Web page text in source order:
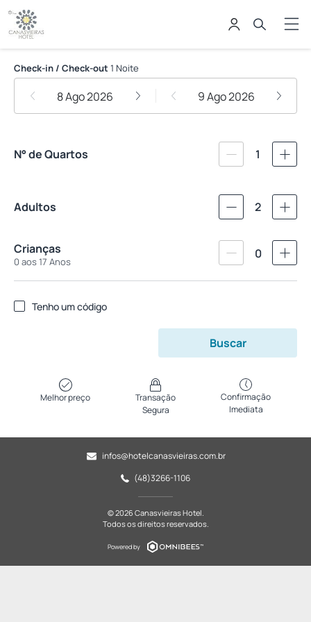
Canasvieiras Hotel
Check-in / Check-out 1 Noite
8 Ago 2026 9 Ago 2026
N° de Quartos 1
Adultos 2
Crianças
0 aos 17 Anos
0
Tenho um código
Buscar
Melhor preço
Transação
Segura
Confirmação
Imediata
infos@hotelcanasvieiras.com.br
(48)3266-1106
© 2026 Canasvieiras Hotel.
Todos os direitos reservados.
Powered by